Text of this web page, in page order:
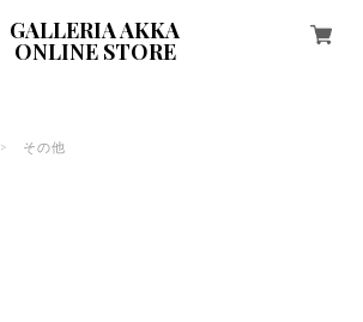
GALLERIA AKKA
ONLINE STORE
その他